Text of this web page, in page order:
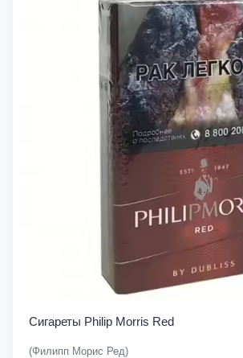
Сигареты Philip Morris Red
(Филипп Морис Ред)